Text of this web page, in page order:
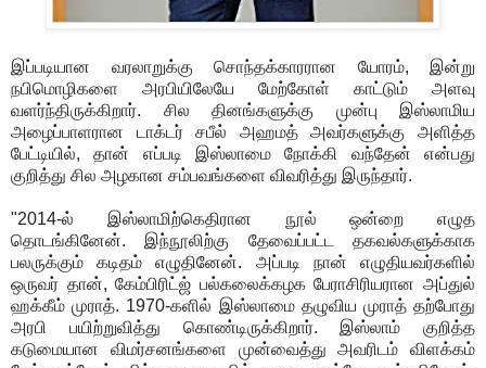
இப்படியான வரலாறுக்கு சொந்தக்காரரான யோரம், இன்று
நபிமொழிகளை அரபியிலேயே மேற்கோள் காட்டும் அளவு
வளர்ந்திருக்கிறார். சில தினங்களுக்கு முன்பு இஸ்லாமிய
அழைப்பாளரான டாக்டர் சபீல் அஹமத் அவர்களுக்கு அளித்த
பேட்டியில், தான் எப்படி இஸ்லாமை நோக்கி வந்தேன் என்பது
குறித்து சில அழகான சம்பவங்களை விவரித்து இருந்தார்.
"2014-ல் இஸ்லாமிற்கெதிரான நூல் ஒன்றை எழுத
தொடங்கினேன். இந்நூலிற்கு தேவைப்பட்ட தகவல்களுக்காக
பலருக்கும் கடிதம் எழுதினேன். அப்படி நான் எழுதியவர்களில்
ஒருவர் தான், கேம்பிரிட்ஜ் பல்கலைக்கழக பேராசிரியரான அப்துல்
ஹக்கீம் முராத். 1970-களில் இஸ்லாமை தழுவிய முராத் தற்போது
அரபி பயிற்றுவித்து கொண்டிருக்கிறார். இஸ்லாம் குறித்த
கடுமையான விமர்சனங்களை முன்வைத்து அவரிடம் விளக்கம்